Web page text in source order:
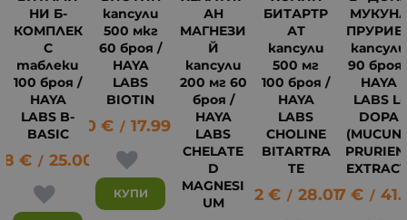
НИ Б-
КОМПЛЕК
С
таблеки
100 броя /
HAYA
LABS B-
BASIC
€ / 25.00 лв.
капсули
500 мкг
60 броя /
HAYA
LABS
BIOTIN
9.20 € / 17.99 лв.
КУПИ
АН
МАГНЕЗИ
Й
капсули
200 мг 60
броя /
HAYA
LABS
CHELATE
D
MAGNESI
UM
БИТАРТР
АТ
капсули
500 мг
100 броя /
HAYA
LABS
CHOLINE
BITARTRA
TE
14.32 € / 28.01 лв.
капсули
90 броя
HAYA
LABS L-
DOPA
21.47 € /